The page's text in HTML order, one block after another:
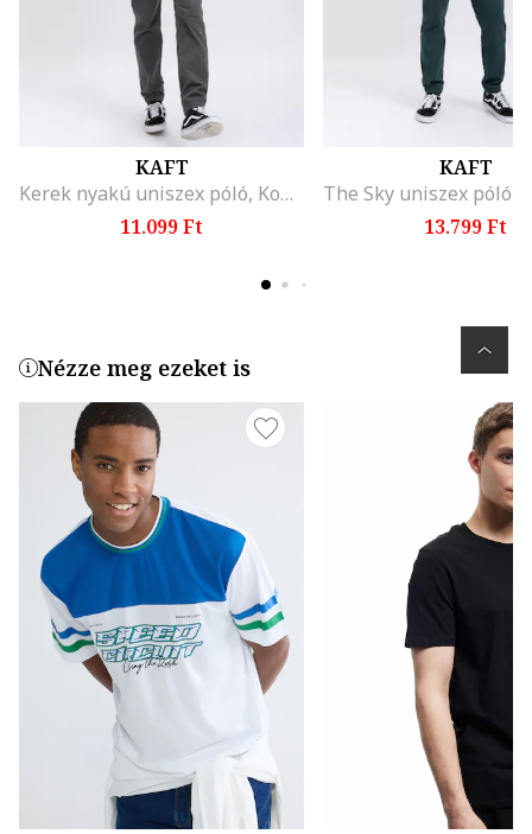
KAFT
Kerek nyakú uniszex póló, Koptatott fekete
11.099 Ft
KAFT
13.799 Ft
Nézze meg ezeket is